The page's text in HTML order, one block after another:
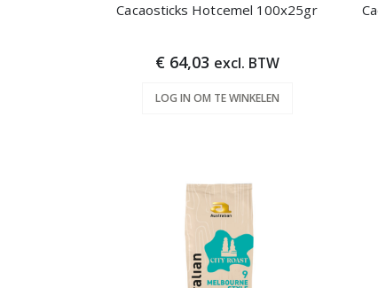
Cacaosticks Hotcemel 100x25gr
€ 64,03 excl. BTW
LOG IN OM TE WINKELEN